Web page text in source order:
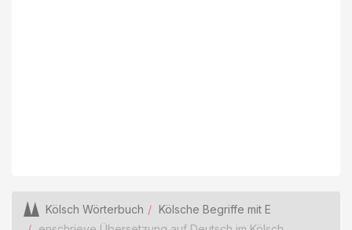
Kölsch Wörterbuch
Kölsche Begriffe mit E